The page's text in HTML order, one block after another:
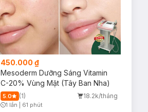
450.000 ₫
Mesoderm Dưỡng Sáng Vitamin
C-20% Vùng Mặt (Tây Ban Nha)
5.0 (1) 18.2k/tháng
1 lần 61 phút